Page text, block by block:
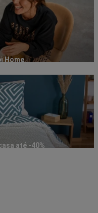
Home
até -40%